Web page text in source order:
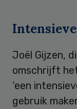
Joël Gijzen,
omschrijft
‘een
gebruik